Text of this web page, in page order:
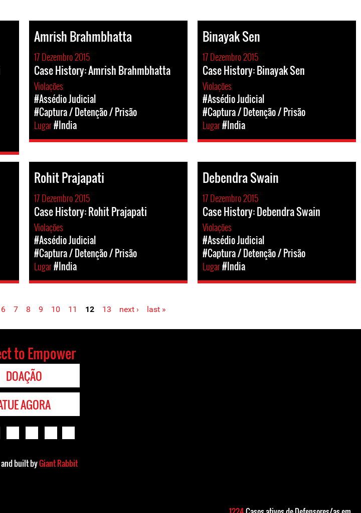
Amrish Brahmbhatta
17 Dezembro 2015
Case History: Amrish Brahmbhatta
Violações
#Assédio Judicial
#Captura / Detenção / Prisão
Lugar#India
Binayak Sen
17 Dezembro 2015
Case History: Binayak Sen
Violações
#Assédio Judicial
#Captura / Detenção / Prisão
Lugar#India
Rohit Prajapati
17 Dezembro 2015
Case History: Rohit Prajapati
Violações
#Assédio Judicial
#Captura / Detenção / Prisão
Lugar#India
Debendra Swain
17 Dezembro 2015
Case History: Debendra Swain
Violações
#Assédio Judicial
#Captura / Detenção / Prisão
Lugar#India
6 7 8 9 10 11 12 13 next › last »
to Empower
DOAÇÃO
AGORA
built byGiant Rabbit